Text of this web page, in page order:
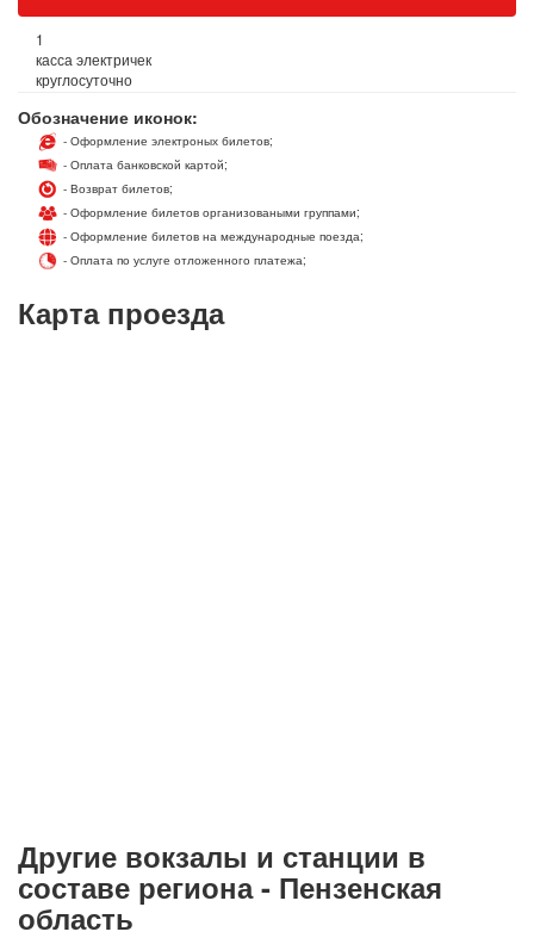
1
касса электричек
круглосуточно
Обозначение иконок:
- Оформление электроных билетов;
- Оплата банковской картой;
- Возврат билетов;
- Оформление билетов организоваными группами;
- Оформление билетов на международные поезда;
- Оплата по услуге отложенного платежа;
Карта проезда
Другие вокзалы и станции в
составе региона - Пензенская
область